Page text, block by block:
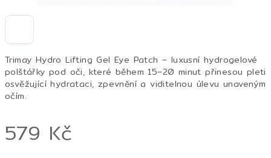
Trimay Hydro Lifting Gel Eye Patch – luxusní hydrogelové
polštářky pod oči, které během 15–20 minut přinesou pleti
osvěžující hydrataci, zpevnění a viditelnou úlevu unaveným
očím.
579 Kč